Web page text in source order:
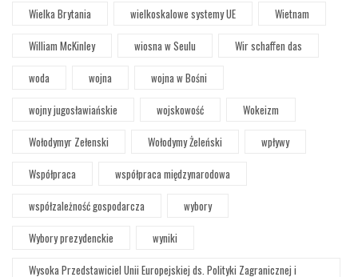
Wielka Brytania
wielkoskalowe systemy UE
Wietnam
William McKinley
wiosna w Seulu
Wir schaffen das
woda
wojna
wojna w Bośni
wojny jugosławiańskie
wojskowość
Wokeizm
Wołodymyr Zełenski
Wołodymy Żeleński
wpływy
Współpraca
współpraca międzynarodowa
współzależność gospodarcza
wybory
Wybory prezydenckie
wyniki
Wysoka Przedstawiciel Unii Europejskiej ds. Polityki Zagranicznej i